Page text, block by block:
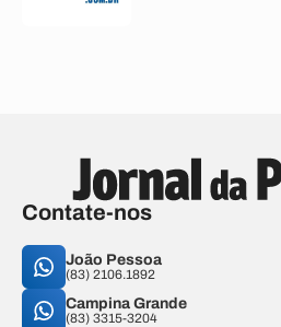
Contate-nos
João Pessoa
(83) 2106.1892
Campina Grande
(83) 3315-3204